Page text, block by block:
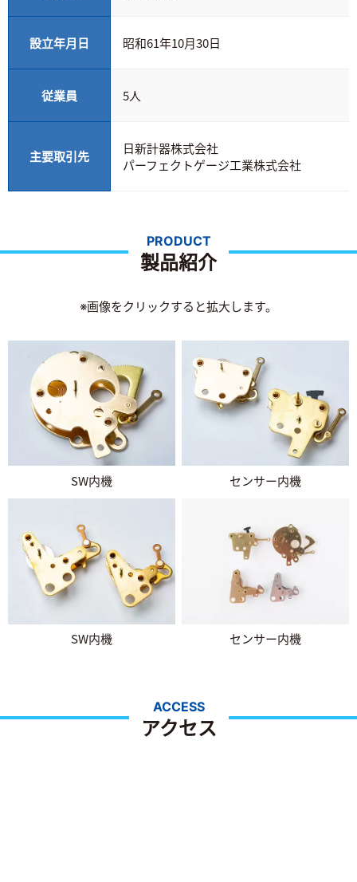
設立年月日 昭和61年10月30日
従業員 5人
主要取引先
日新計器株式会社
パーフェクトゲージ工業株式会社
PRODUCT
製品紹介
※画像をクリックすると拡大します。
SW内機 センサー内機
SW内機 センサー内機
ACCESS
アクセス